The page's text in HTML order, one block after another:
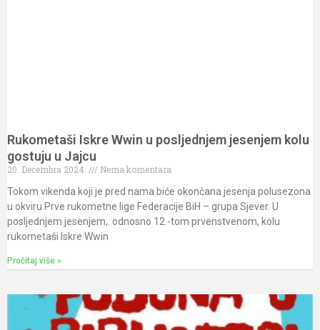
Rukometaši Iskre Wwin u posljednjem jesenjem kolu
gostuju u Jajcu
20. Decembra 2024.
Nema komentara
Tokom vikenda koji je pred nama biće okončana jesenja polusezona
u okviru Prve rukometne lige Federacije BiH – grupa Sjever. U
posljednjem jesenjem,. odnosno 12.-tom prvenstvenom, kolu
rukometaši Iskre Wwin
Pročitaj više »